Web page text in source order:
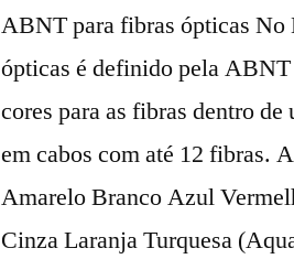
ABNT para fibras ópticas No
ópticas é definido pela
cores para as fibras dentro
em cabos com até 12 fibras.
Amarelo Branco Azul
Cinza Laranja Turquesa